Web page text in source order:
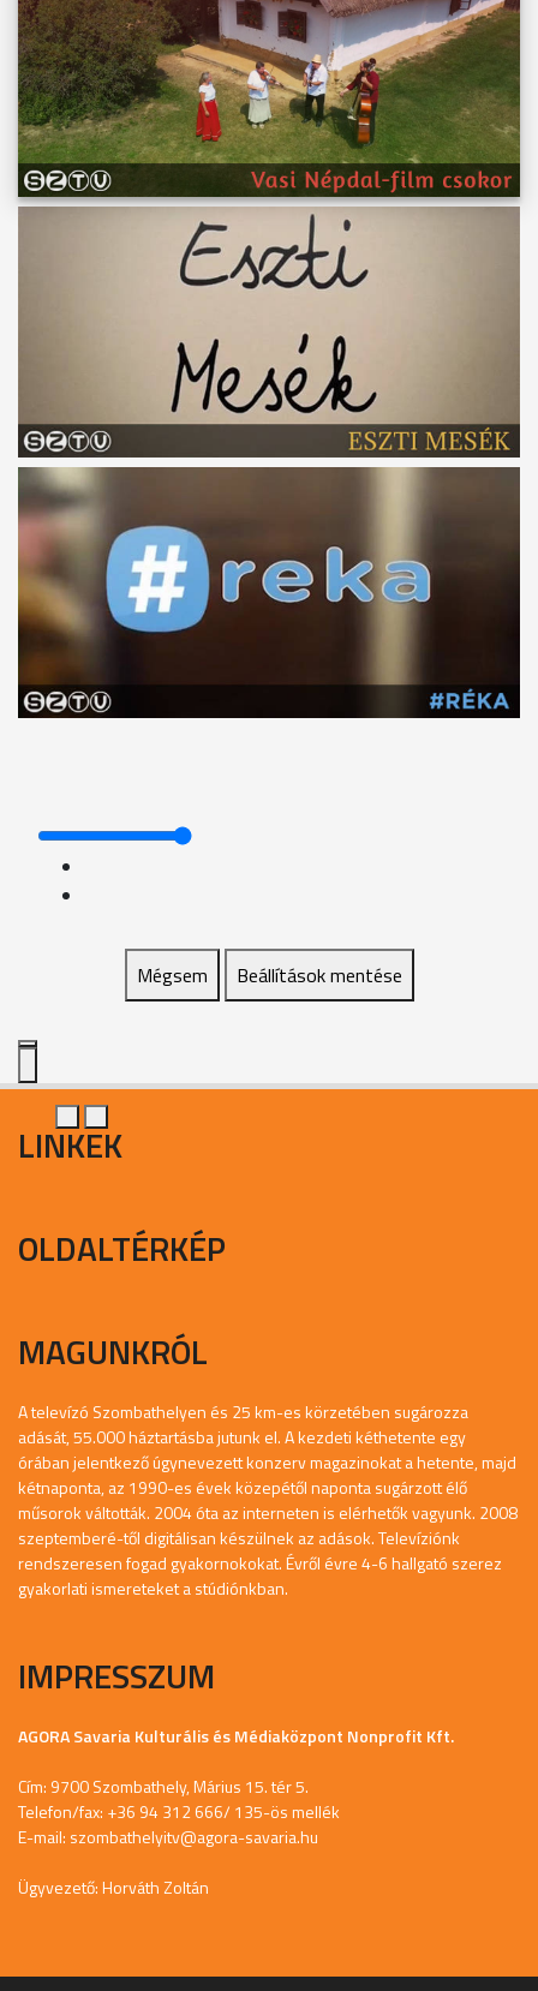
Mégsem Beállítások mentése
LINKEK
OLDALTÉRKÉP
MAGUNKRÓL
A televízó Szombathelyen és 25 km-es körzetében sugározza
adását, 55.000 háztartásba jutunk el. A kezdeti kéthetente egy
órában jelentkező úgynevezett konzerv magazinokat a hetente, majd
kétnaponta, az 1990-es évek közepétől naponta sugárzott élő
műsorok váltották. 2004 óta az interneten is elérhetők vagyunk. 2008
szeptemberé-től digitálisan készülnek az adások. Televíziónk
rendszeresen fogad gyakornokokat. Évről évre 4-6 hallgató szerez
gyakorlati ismereteket a stúdiónkban.
IMPRESSZUM
AGORA Savaria Kulturális és Médiaközpont Nonprofit Kft.
Cím: 9700 Szombathely, Márius 15. tér 5.
Telefon/fax: +36 94 312 666/ 135-ös mellék
E-mail: szombathelyitv@agora-savaria.hu
Ügyvezető: Horváth Zoltán